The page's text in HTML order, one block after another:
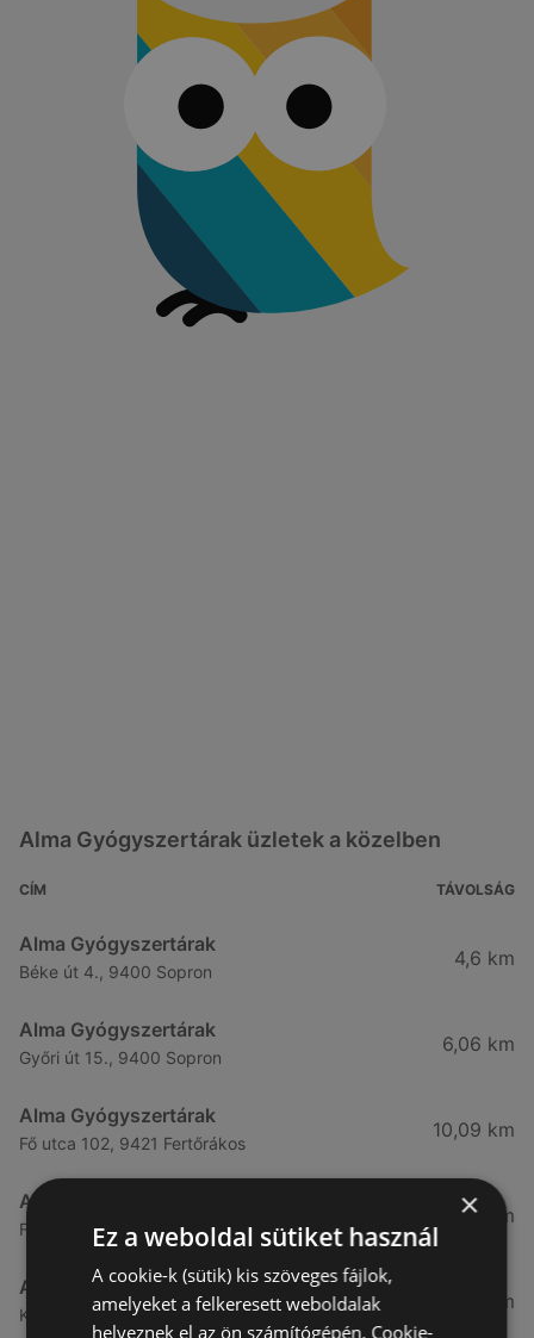
Alma Gyógyszertárak üzletek a közelben
CÍM TÁVOLSÁG
Alma Gyógyszertárak
Béke út 4., 9400 Sopron
4,6 km
Alma Gyógyszertárak
Győri út 15., 9400 Sopron
6,06 km
Alma Gyógyszertárak
Fő utca 102, 9421 Fertőrákos
10,09 km
Alma Gyógyszertárak
Fő Utca 102., 9421 Sopron
10,27 km
Alma Gyógyszertárak
Kertekalja u. 1, 9437 Hegykő
21,83 km
×
Ez a weboldal sütiket használ
A cookie-k (sütik) kis szöveges fájlok,
amelyeket a felkeresett weboldalak
helyeznek el az ön számítógépén. Cookie-